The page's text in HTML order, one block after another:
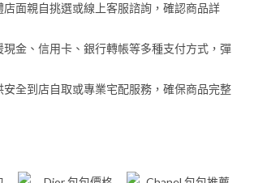
店面親自挑選或線上客服諮詢，確認商品詳
現金、信用卡、銀行轉帳等多種支付方式，彈
安全到店自取或專業宅配服務，確保商品完整